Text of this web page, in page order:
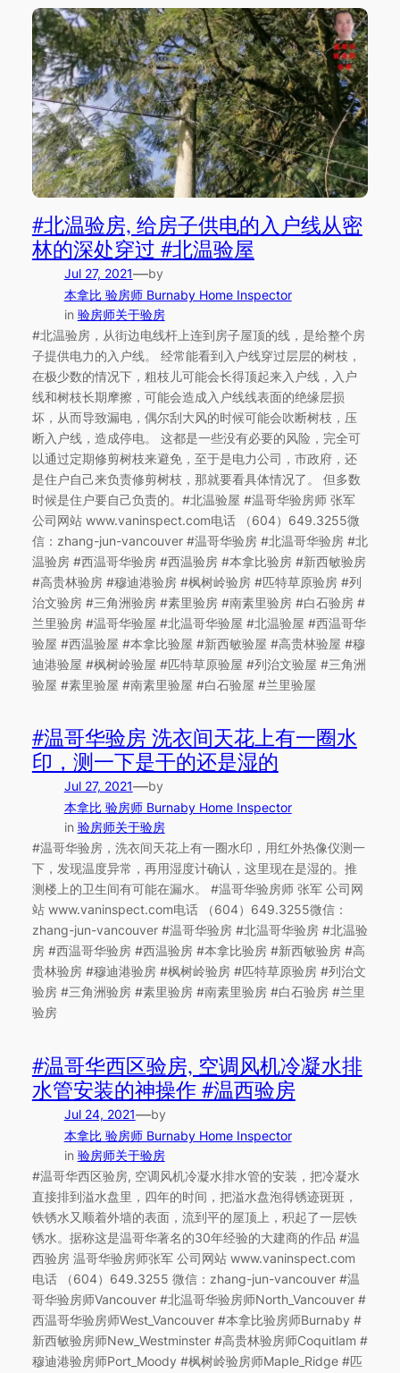
#北温验房, 给房子供电的入户线从密
林的深处穿过 #北温验屋
Jul 27, 2021—by
本拿比 验房师 Burnaby Home Inspector
in 验房师关于验房
#北温验房，从街边电线杆上连到房子屋顶的线，是给整个房
子提供电力的入户线。 经常能看到入户线穿过层层的树枝，
在极少数的情况下，粗枝儿可能会长得顶起来入户线，入户
线和树枝长期摩擦，可能会造成入户线线表面的绝缘层损
坏，从而导致漏电，偶尔刮大风的时候可能会吹断树枝，压
断入户线，造成停电。 这都是一些没有必要的风险，完全可
以通过定期修剪树枝来避免，至于是电力公司，市政府，还
是住户自己来负责修剪树枝，那就要看具体情况了。 但多数
时候是住户要自己负责的。#北温验屋 #温哥华验房师 张军
公司网站 www.vaninspect.com电话 （604）649.3255微
信：zhang-jun-vancouver #温哥华验房 #北温哥华验房 #北
温验房 #西温哥华验房 #西温验房 #本拿比验房 #新西敏验房
#高贵林验房 #穆迪港验房 #枫树岭验房 #匹特草原验房 #列
治文验房 #三角洲验房 #素里验房 #南素里验房 #白石验房 #
兰里验房 #温哥华验屋 #北温哥华验屋 #北温验屋 #西温哥华
验屋 #西温验屋 #本拿比验屋 #新西敏验屋 #高贵林验屋 #穆
迪港验屋 #枫树岭验屋 #匹特草原验屋 #列治文验屋 #三角洲
验屋 #素里验屋 #南素里验屋 #白石验屋 #兰里验屋
#温哥华验房 洗衣间天花上有一圈水
印，测一下是干的还是湿的
Jul 27, 2021—by
本拿比 验房师 Burnaby Home Inspector
in 验房师关于验房
#温哥华验房，洗衣间天花上有一圈水印，用红外热像仪测一
下，发现温度异常，再用湿度计确认，这里现在是湿的。推
测楼上的卫生间有可能在漏水。 #温哥华验房师 张军 公司网
站 www.vaninspect.com电话 （604）649.3255微信：
zhang-jun-vancouver #温哥华验房 #北温哥华验房 #北温验
房 #西温哥华验房 #西温验房 #本拿比验房 #新西敏验房 #高
贵林验房 #穆迪港验房 #枫树岭验房 #匹特草原验房 #列治文
验房 #三角洲验房 #素里验房 #南素里验房 #白石验房 #兰里
验房
#温哥华西区验房, 空调风机冷凝水排
水管安装的神操作 #温西验房
Jul 24, 2021—by
本拿比 验房师 Burnaby Home Inspector
in 验房师关于验房
#温哥华西区验房, 空调风机冷凝水排水管的安装，把冷凝水
直接排到溢水盘里，四年的时间，把溢水盘泡得锈迹斑斑，
铁锈水又顺着外墙的表面，流到平的屋顶上，积起了一层铁
锈水。据称这是温哥华著名的30年经验的大建商的作品 #温
西验房 温哥华验房师张军 公司网站 www.vaninspect.com
电话 （604）649.3255 微信：zhang-jun-vancouver #温
哥华验房师Vancouver #北温哥华验房师North_Vancouver #
西温哥华验房师West_Vancouver #本拿比验房师Burnaby #
新西敏验房师New_Westminster #高贵林验房师Coquitlam #
穆迪港验房师Port_Moody #枫树岭验房师Maple_Ridge #匹